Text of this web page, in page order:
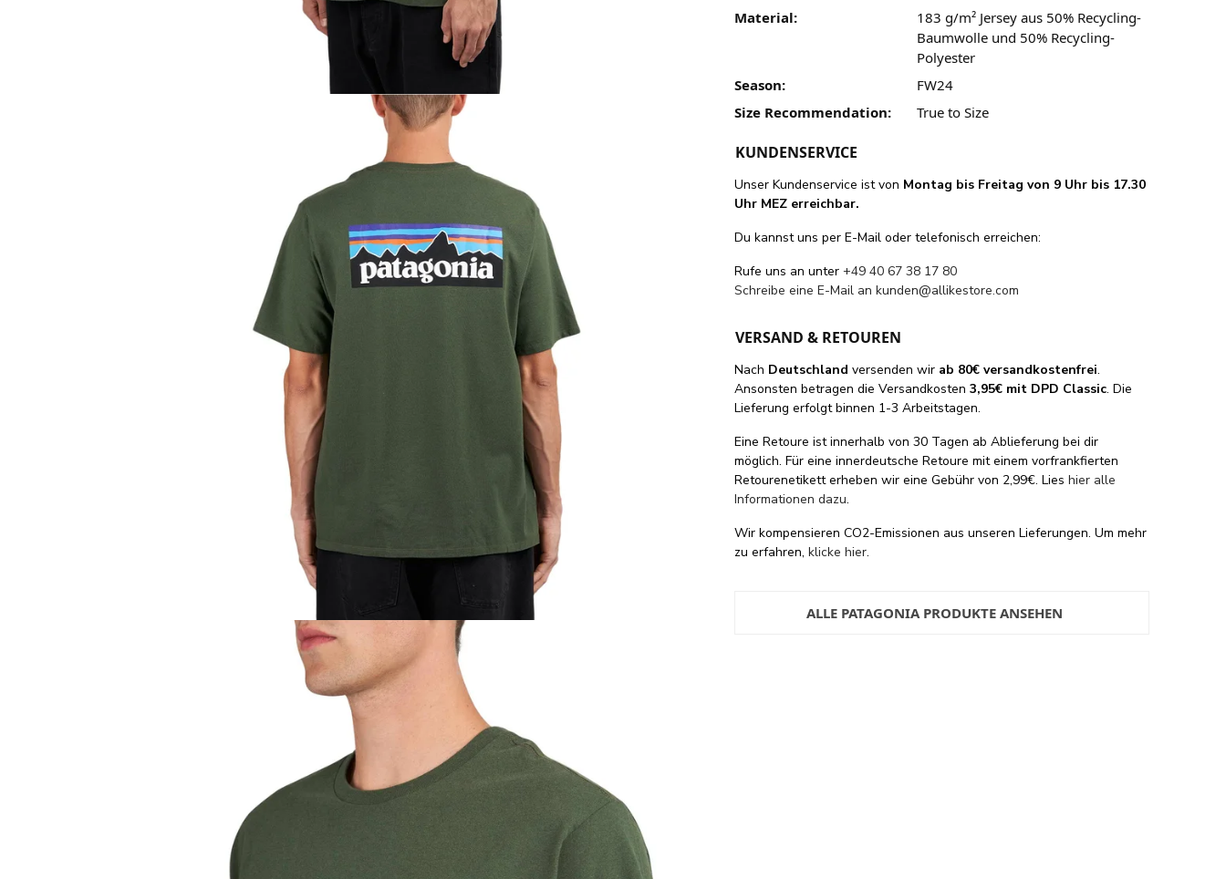
Material:
183 g/m² Jersey aus 50% Recycling-
Baumwolle und 50% Recycling-
Polyester
Season:
FW24
Size Recommendation:
True to Size
KUNDENSERVICE
Unser Kundenservice ist von Montag bis Freitag von 9 Uhr bis 17.30
Uhr MEZ erreichbar.
Du kannst uns per E-Mail oder telefonisch erreichen:
Rufe uns an unter+49 40 67 38 17 80
Schreibe eine E-Mail ankunden@allikestore.com
VERSAND & RETOUREN
Nach Deutschland versenden wir ab 80€ versandkostenfrei.
Ansonsten betragen die Versandkosten3,95€ mit DPD Classic. Die
Lieferung erfolgt binnen 1-3 Arbeitstagen.
Eine Retoure ist innerhalb von 30 Tagen ab Ablieferung bei dir
möglich. Für eine innerdeutsche Retoure mit einem vorfrankfierten
Retourenetikett erheben wir eine Gebühr von 2,99€. Lieshier alle
Informationen dazu.
Wir kompensieren CO2-Emissionen aus unseren Lieferungen. Um mehr
zu erfahren,klicke hier.
ALLE PATAGONIA PRODUKTE ANSEHEN